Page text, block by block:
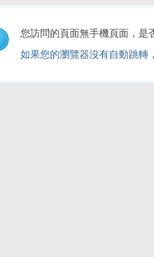
您訪問的頁面無手機頁面，是
如果您的瀏覽器沒有自動跳轉